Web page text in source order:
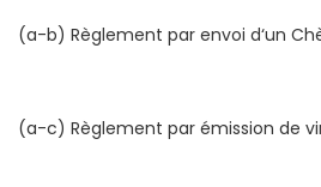
(a-b) Règlement par envoi d‘un Chèque Bancaire - émis par une banque domiciliée en France métropolitaine ou à
(a-c) Règlement par émission de